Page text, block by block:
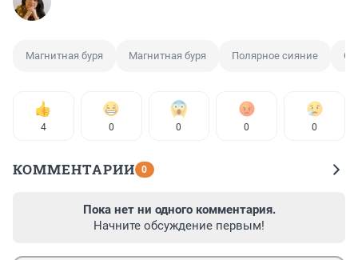
Магнитная буря Магнитная буря Полярное сияние
4 0 0 0 0
КОММЕНТАРИИ 0
Пока нет ни одного комментария.
Начните обсуждение первым!